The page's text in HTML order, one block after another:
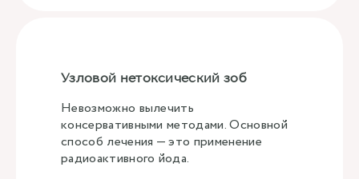
Узловой нетоксический зоб
Невозможно вылечить
консервативными методами. Основной
способ лечения — это применение
радиоактивного йода.